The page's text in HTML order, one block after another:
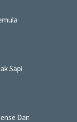
Sapi
Dan